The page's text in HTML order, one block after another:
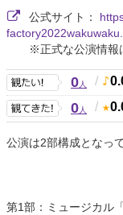
公式サイト：
※正式な公演情報
0人 /
0人 /
公演は2部構成となっ
第1部：ミュージカル